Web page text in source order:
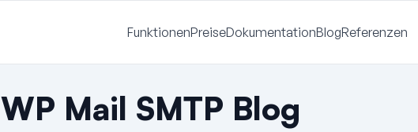
FunktionenPreiseDokumentationBlogReferenzen
WP Mail SMTP Blog